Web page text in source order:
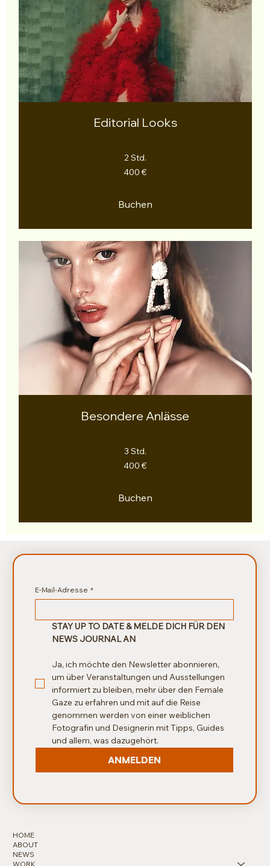
Editorial Looks
2 Std.
400 €
Buchen
Besondere Anlässe
3 Std.
400 €
Buchen
HOME
ABOUT
NEWS
WORK
E-Mail-Adresse *
STAY UP TO DATE & MELDE DICH FÜR DEN
NEWS JOURNAL AN
Ja, ich möchte den Newsletter abonnieren,
um über Veranstaltungen und Ausstellungen
informiert zu bleiben, mehr über den Female
Gaze zu erfahren und mit auf die Reise
genommen werden von einer weiblichen
Fotografin und Designerin mit Tipps, Guides
und allem, was dazugehört.
ANMELDEN